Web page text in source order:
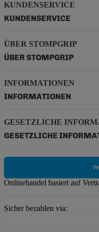
KUNDENSERVICE
KUNDENSERVICE
ÜBER STOMPGRIP
ÜBER STOMPGRIP
INFORMATIONEN
INFORMATIONEN
GESETZLICHE
GESETZLICHE
Onlinehandel basiert auf
Sicher bezahlen via: